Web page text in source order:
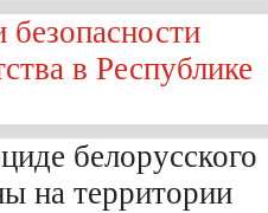
в Республике
белорусского
на территории